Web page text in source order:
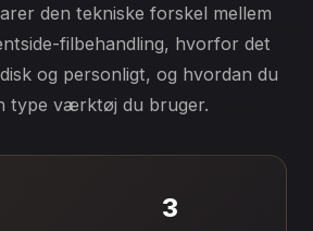
den tekniske forskel mellem
filbehandling, hvorfor det
og personligt, og hvordan du
type værktøj du bruger.
3